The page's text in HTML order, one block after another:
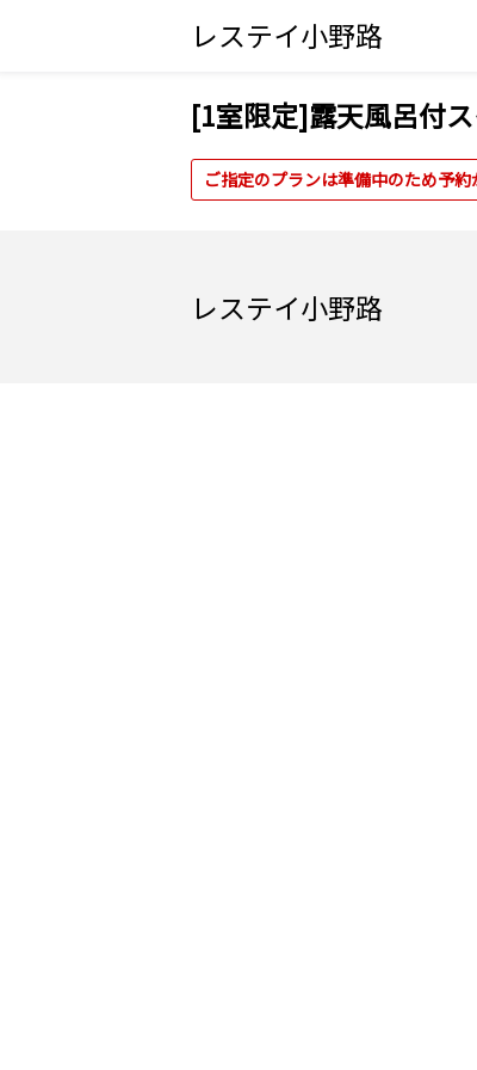
レステイ小野路
[1室限定]露天風呂付
ご指定のプランは準備中のため予
レステイ小野路